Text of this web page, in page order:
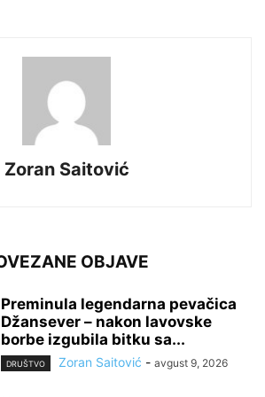
Zoran Saitović
OBJAVE
Preminula legendarna pevačica
Džansever – nakon lavovske
borbe izgubila bitku sa...
DRUŠTVO Zoran Saitović - avgust 9, 2026